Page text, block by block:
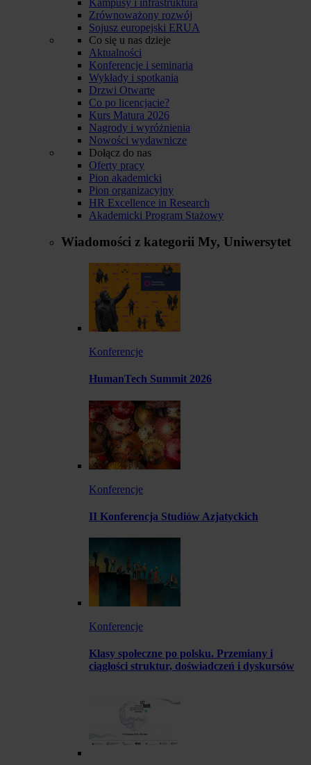
Zrównoważony rozwój
Sojusz europejski ERUA
Co się u nas dzieje
Aktualności
Konferencje i seminaria
Wykłady i spotkania
Drzwi Otwarte
Co po licencjacie?
Kurs Matura 2026
Nagrody i wyróżnienia
Nowości wydawnicze
Dołącz do nas
Oferty pracy
Pion akademicki
Pion organizacyjny
HR Excellence in Research
Akademicki Program Stażowy
Wiadomości z kategorii My, Uniwersytet
Konferencje
HumanTech Summit 2026
Konferencje
II Konferencja Studiów Azjatyckich
Konferencje
Klasy społeczne po polsku. Przemiany i
ciągłości struktur, doświadczeń i dyskursów